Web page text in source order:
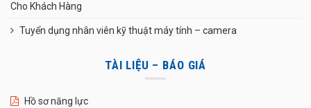
Cho Khách Hàng
Tuyển dụng nhân viên kỹ thuật máy tính – camera
TÀI LIỆU – BÁO GIÁ
Hồ sơ năng lực